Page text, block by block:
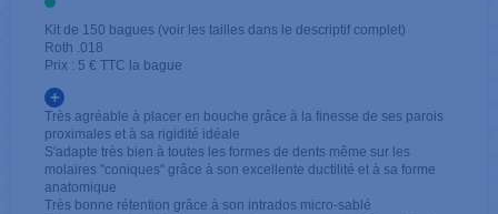
Kit de 150 bagues (voir les tailles dans le descriptif complet)
Roth .018
Prix : 5 € TTC la bague
+
Très agréable à placer en bouche grâce à la finesse de ses parois
proximales et à sa rigidité idéale
S'adapte très bien à toutes les formes de dents même sur les
molaires "coniques" grâce à son excellente ductilité et à sa forme
anatomique
Très bonne rétention grâce à son intrados micro-sablé